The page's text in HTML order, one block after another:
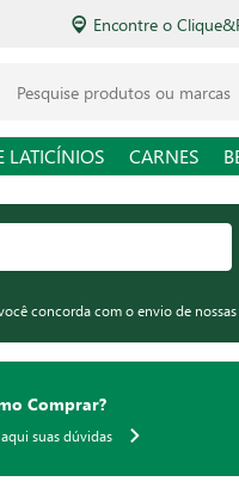
Encontre o
LATICÍNIOS CARNES
concorda com o envio de nossas
Comprar?
suas dúvidas